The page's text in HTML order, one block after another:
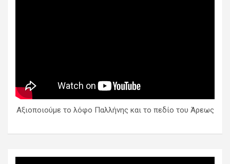
Αξιοποιούμε το λόφο Παλλήνης και το πεδίο του Άρεως